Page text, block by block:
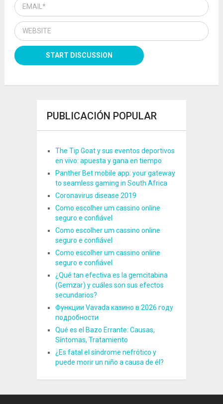
PUBLICACIÓN POPULAR
The Tip Goat y sus eventos deportivos
en vivo: apuesta y gana en tiempo
Panther Bet mobile app: your gateway
to seamless gaming in South Africa
Coronavirus disease 2019
Como escolher um cassino online
seguro e confiável
Como escolher um cassino online
seguro e confiável
Como escolher um cassino online
seguro e confiável
¿Qué tan efectiva es la gemcitabina
(Gemzar) y cuáles son sus efectos
secundarios?
Функции Vavada казино в 2026 году
подробности
Qué es el Bazo Errante: Causas,
Síntomas, Tratamiento
¿Es fatal el síndrome nefrótico y
puede morir un niño a causa de él?